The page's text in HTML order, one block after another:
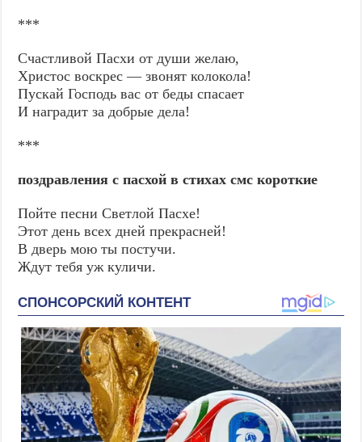
***
Счастливой Пасхи от души желаю,
Христос воскрес — звонят колокола!
Пускай Господь вас от беды спасает
И наградит за добрые дела!
***
поздравления с пасхой в стихах смс короткие
Пойте песни Светлой Пасхе!
Этот день всех дней прекрасней!
В дверь мою ты постучи.
Ждут тебя уж куличи.